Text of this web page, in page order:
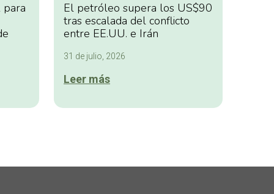
El petróleo supera los US$90
tras escalada del conflicto
entre EE.UU. e Irán
31 de julio, 2026
Leer más